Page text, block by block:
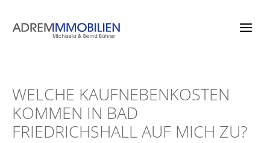
Inhalt
WELCHE KAUFNEBENKOSTEN
KOMMEN IN BAD
FRIEDRICHSHALL AUF MICH ZU?